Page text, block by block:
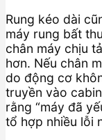
Rung kéo dài
máy rung bất
chân máy chịu
hơn. Nếu chân
do động cơ
truyền vào
rằng “máy đã
tổ hợp nhiều lỗi